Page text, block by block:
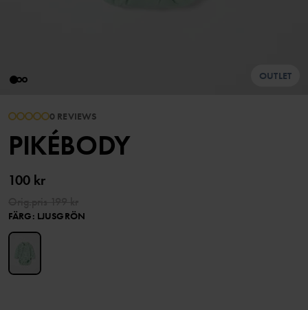
OUTLET
0 REVIEWS
PIKÉBODY
100 kr
FÄRG: LJUSGRÖN